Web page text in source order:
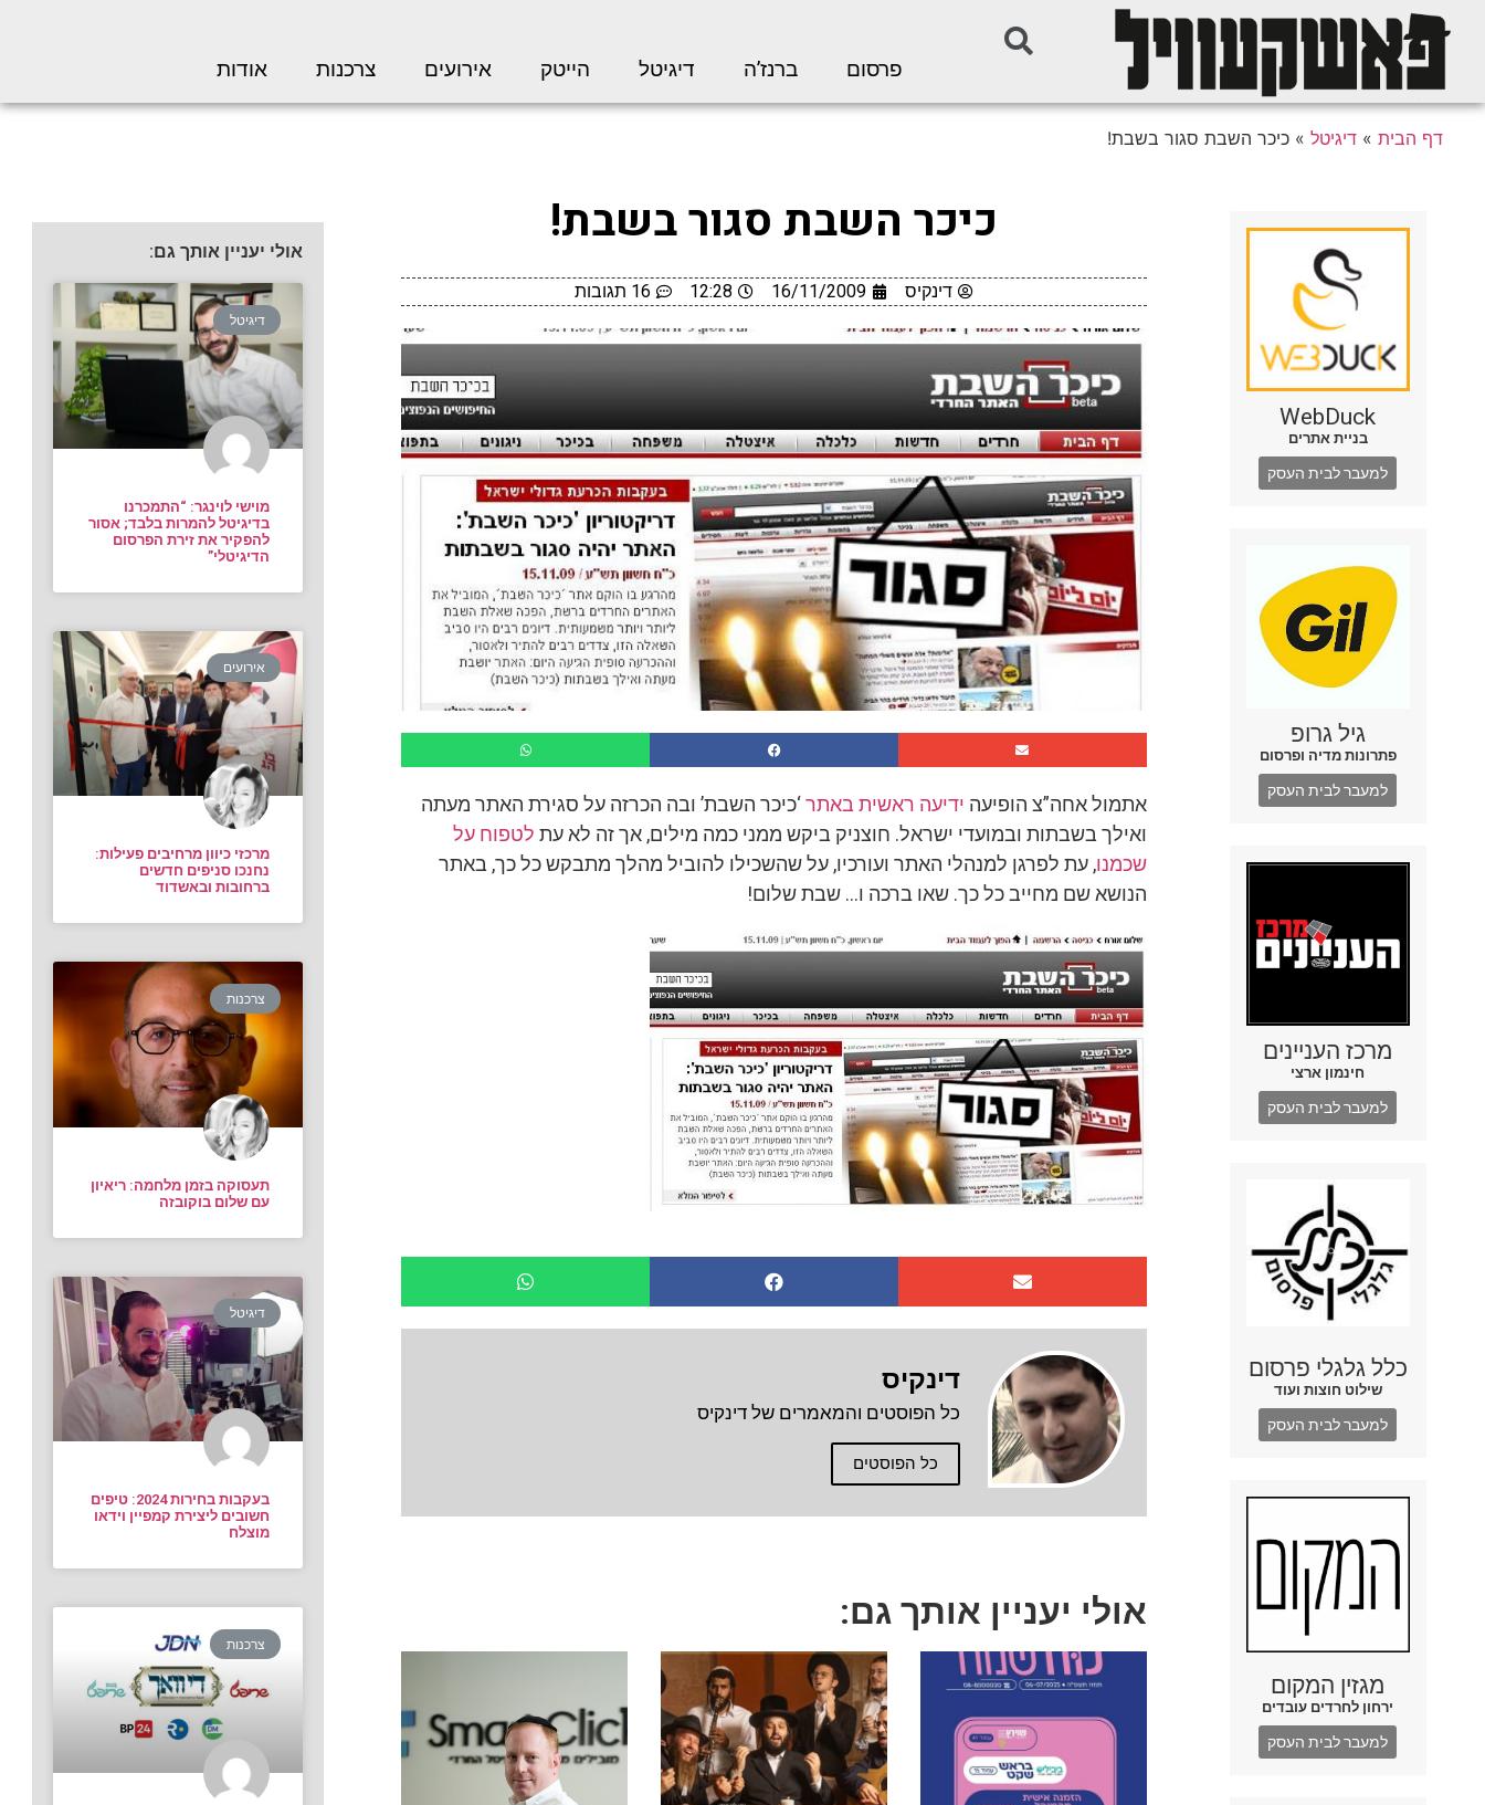
פרסום ברנז’ה דיגיטל הייטק אירועים צרכנות אודות
דף הבית »דיגיטל »כיכר השבת סגור בשבת!
WebDuck
בניית אתרים
למעבר לבית העסק
גיל גרופ
פתרונות מדיה ופרסום
למעבר לבית העסק
מרכז העניינים
חינמון ארצי
למעבר לבית העסק
כלל גלגלי פרסום
שילוט חוצות ועוד
למעבר לבית העסק
מגזין המקום
ירחון לחרדים עובדים
למעבר לבית העסק
כיכר השבת סגור בשבת!
דינקיס 16/11/2009
12:28 16 תגובות
אתמול אחה”צ הופיעה ידיעה ראשית באתר‘כיכר השבת’ ובה הכרזה על סגירת האתר מעתה
ואילך בשבתות ובמועדי ישראל. חוצניק ביקש ממני כמה מילים, אך זה לא עת לטפוח על
שכמנו, עת לפרגן למנהלי האתר ועורכיו, על שהשכילו להוביל מהלך מתבקש כל כך, באתר
הנושא שם מחייב כל כך. שאו ברכה ו… שבת שלום!
דינקיס
כל הפוסטים והמאמרים של דינקיס
כל הפוסטים
אולי יעניין אותך גם:
אולי יעניין אותך גם:
דיגיטל
מוישי לוינגר: “התמכרנו
בדיגיטל להמרות בלבד; אסור
להפקיר את זירת הפרסום
הדיגיטלי”
אירועים
מרכזי כיוון מרחיבים פעילות:
נחנכו סניפים חדשים
ברחובות ובאשדוד
צרכנות
תעסוקה בזמן מלחמה: ריאיון
עם שלום בוקובזה
דיגיטל
בעקבות בחירות 2024: טיפים
חשובים ליצירת קמפיין וידאו
מוצלח
צרכנות